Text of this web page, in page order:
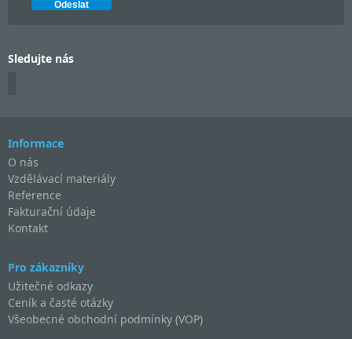
Sledujte nás
Informace
O nás
Vzdělávací materiály
Reference
Fakturační údaje
Kontakt
Pro zákazníky
Užitečné odkazy
Ceník a časté otázky
Všeobecné obchodní podmínky (VOP)